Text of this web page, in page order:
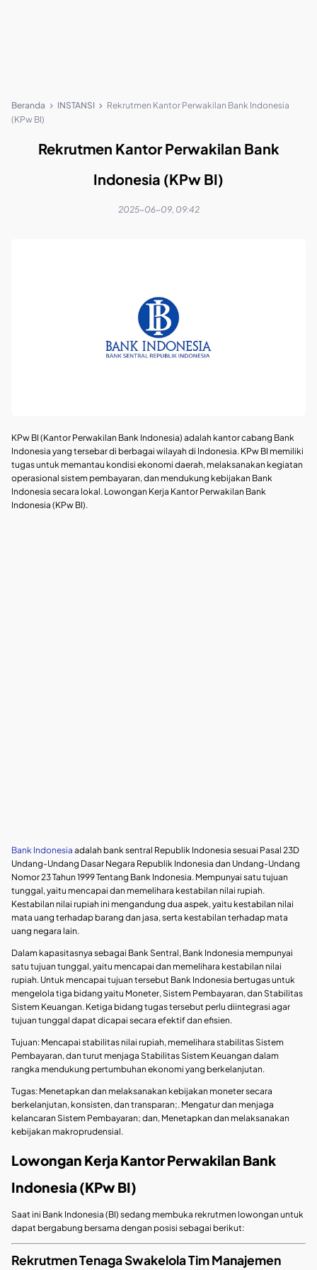
Beranda INSTANSI
Rekrutmen Kantor Perwakilan Bank Indonesia
(KPw BI)
Rekrutmen Kantor Perwakilan Bank
Indonesia (KPw BI)
2025-06-09, 09:42
KPw BI (Kantor Perwakilan Bank Indonesia) adalah kantor cabang Bank
Indonesia yang tersebar di berbagai wilayah di Indonesia. KPw BI memiliki
tugas untuk memantau kondisi ekonomi daerah, melaksanakan kegiatan
operasional sistem pembayaran, dan mendukung kebijakan Bank
Indonesia secara lokal. Lowongan Kerja Kantor Perwakilan Bank
Indonesia (KPw BI).
Bank Indonesia adalah bank sentral Republik Indonesia sesuai Pasal 23D
Undang-Undang Dasar Negara Republik Indonesia dan Undang-Undang
Nomor 23 Tahun 1999 Tentang Bank Indonesia. Mempunyai satu tujuan
tunggal, yaitu mencapai dan memelihara kestabilan nilai rupiah.
Kestabilan nilai rupiah ini mengandung dua aspek, yaitu kestabilan nilai
mata uang terhadap barang dan jasa, serta kestabilan terhadap mata
uang negara lain.
Dalam kapasitasnya sebagai Bank Sentral, Bank Indonesia mempunyai
satu tujuan tunggal, yaitu mencapai dan memelihara kestabilan nilai
rupiah. Untuk mencapai tujuan tersebut Bank Indonesia bertugas untuk
mengelola tiga bidang yaitu Moneter, Sistem Pembayaran, dan Stabilitas
Sistem Keuangan. Ketiga bidang tugas tersebut perlu diintegrasi agar
tujuan tunggal dapat dicapai secara efektif dan efisien.
Tujuan: Mencapai stabilitas nilai rupiah, memelihara stabilitas Sistem
Pembayaran, dan turut menjaga Stabilitas Sistem Keuangan dalam
rangka mendukung pertumbuhan ekonomi yang berkelanjutan.
Tugas: Menetapkan dan melaksanakan kebijakan moneter secara
berkelanjutan, konsisten, dan transparan;. Mengatur dan menjaga
kelancaran Sistem Pembayaran; dan, Menetapkan dan melaksanakan
kebijakan makroprudensial.
Lowongan Kerja Kantor Perwakilan Bank
Indonesia (KPw BI)
Saat ini Bank Indonesia (BI) sedang membuka rekrutmen lowongan untuk
dapat bergabung bersama dengan posisi sebagai berikut:
Rekrutmen Tenaga Swakelola Tim Manajemen